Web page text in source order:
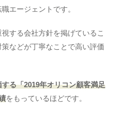
エージェントです。
する会社方針を掲げているこ
などが丁寧なことで高い評価
する「2019年オリコン顧客満足
をもっているほどです。